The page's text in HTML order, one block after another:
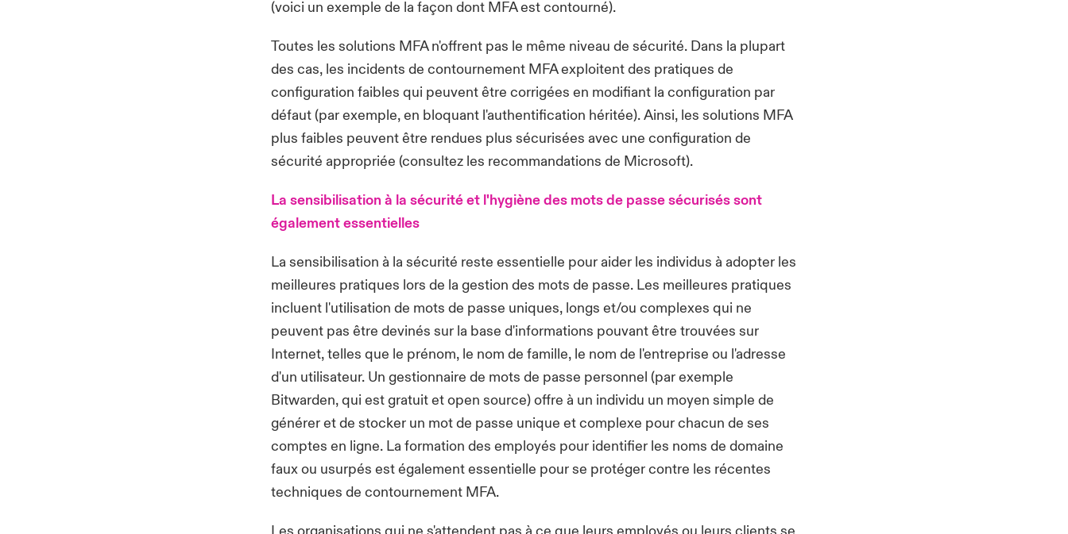
(voici un exemple de la façon dont MFA est contourné).
Toutes les solutions MFA n'offrent pas le même niveau de sécurité. Dans la plupart
des cas, les incidents de contournement MFA exploitent des pratiques de
configuration faibles qui peuvent être corrigées en modifiant la configuration par
défaut (par exemple, en bloquant l'authentification héritée). Ainsi, les solutions MFA
plus faibles peuvent être rendues plus sécurisées avec une configuration de
sécurité appropriée (consultez les recommandations de Microsoft).
La sensibilisation à la sécurité et l'hygiène des mots de passe sécurisés sont
également essentielles
La sensibilisation à la sécurité reste essentielle pour aider les individus à adopter les
meilleures pratiques lors de la gestion des mots de passe. Les meilleures pratiques
incluent l'utilisation de mots de passe uniques, longs et/ou complexes qui ne
peuvent pas être devinés sur la base d'informations pouvant être trouvées sur
Internet, telles que le prénom, le nom de famille, le nom de l'entreprise ou l'adresse
d'un utilisateur. Un gestionnaire de mots de passe personnel (par exemple
Bitwarden, qui est gratuit et open source) offre à un individu un moyen simple de
générer et de stocker un mot de passe unique et complexe pour chacun de ses
comptes en ligne. La formation des employés pour identifier les noms de domaine
faux ou usurpés est également essentielle pour se protéger contre les récentes
techniques de contournement MFA.